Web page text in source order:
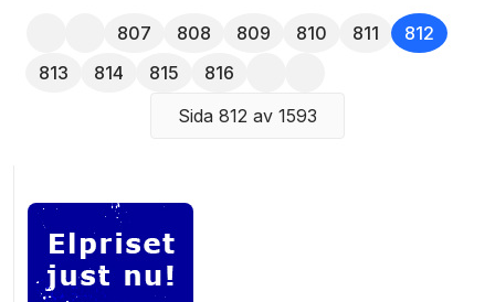
807 808 809 810 811
812
813
814 815
816
Sida 812 av 1593